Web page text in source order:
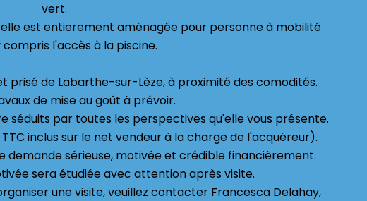
vert.
est entierement aménagée pour personne à mobilité
l'accès à la piscine.
prisé de Labarthe-sur-Lèze, à proximité des comodités.
de mise au goût à prévoir.
séduits par toutes les perspectives qu'elle vous présente.
inclus sur le net vendeur à la charge de l'acquéreur).
sérieuse, motivée et crédible financièrement.
sera étudiée avec attention après visite.
une visite, veuillez contacter Francesca Delahay,